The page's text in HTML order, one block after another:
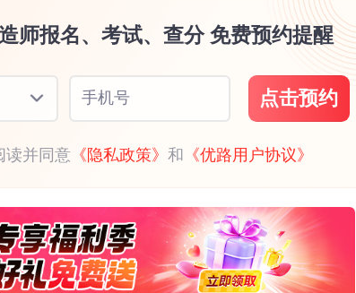
师报名、考试、查分 免费预约提醒
手机号 点击预约
读并同意 《隐私政策》和 《优路用户协议》